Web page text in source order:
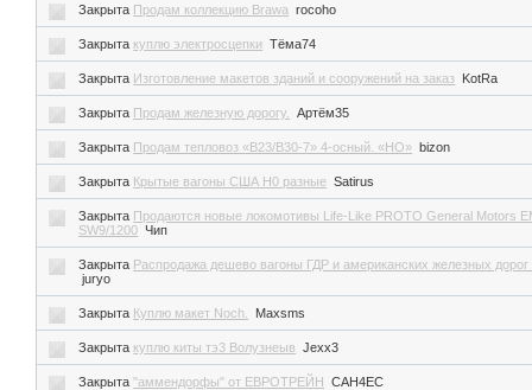
Закрыта Продам коллекцию Brawa rocoho
Закрыта куплю электросцепки Тёма74
Закрыта Изготовление макетов зданий и сооружений на заказ KotRa
Закрыта Продам железную дорогу. Артём35
Закрыта Продам тепловоз «B23/B30-7» 4-осный. «НО» bizon
Закрыта Крытые вагоны США H0 разные Satirus
Закрыта Продаются новые локомотивы Life-Like PROTO General Motors
SW9/1200 Чип
Закрыта Распродажа дешево вагоны ГДР и американских железных дорог
juryo
Закрыта Куплю макет Noch. Maxsms
Закрыта куплю киты тэ3 Волузнеыв Jexx3
Закрыта"аммендорфы" от ЕВРОТРЕЙН CAH4EC